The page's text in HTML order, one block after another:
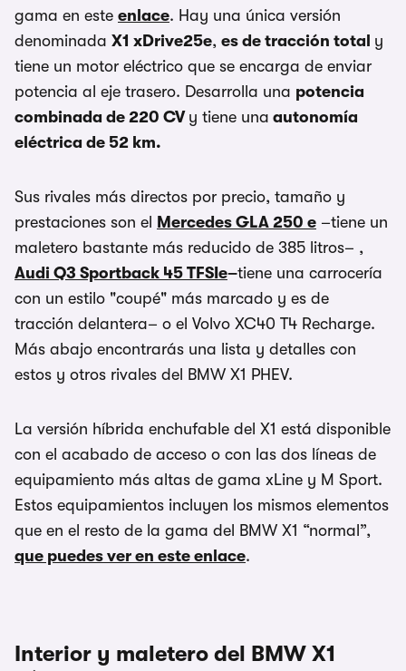
gama en este enlace. Hay una única versión
denominada X1 xDrive25e, es de tracción total y
tiene un motor eléctrico que se encarga de enviar
potencia al eje trasero. Desarrolla una potencia
combinada de 220 CV y tiene una autonomía
eléctrica de 52 km.
Sus rivales más directos por precio, tamaño y
prestaciones son el
Mercedes GLA 250 e –tiene un
maletero bastante más reducido de 385 litros– ,
Audi Q3 Sportback 45 TFSIe–tiene una carrocería
con un estilo "coupé" más marcado y es de
tracción delantera– o el Volvo XC40 T4 Recharge.
Más abajo encontrarás una lista y detalles con
estos y otros rivales del BMW X1 PHEV.
La versión híbrida enchufable del X1 está disponible
con el acabado de acceso o con las dos líneas de
equipamiento más altas de gama xLine y M Sport.
Estos equipamientos incluyen los mismos elementos
que en el resto de la gama del BMW X1 “normal”,
que puedes ver en este enlace.
Interior y maletero del BMW X1